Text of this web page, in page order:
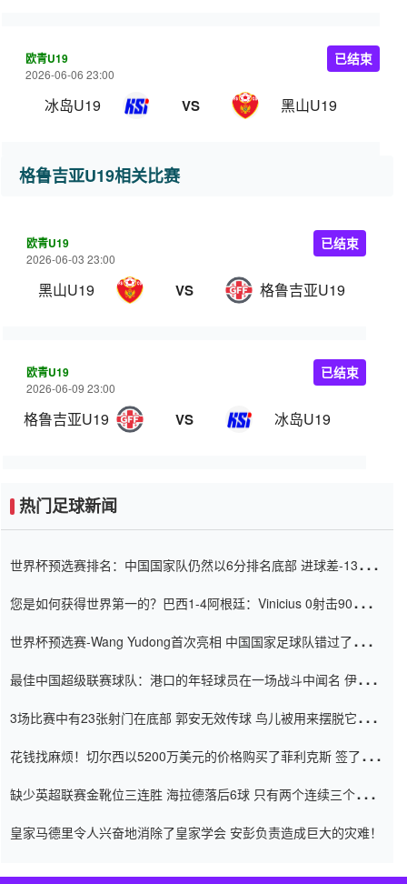
欧青U19
2026-06-06 23:00
冰岛U19 VS 黑山U19
已结束
格鲁吉亚U19相关比赛
欧青U19
2026-06-03 23:00
黑山U19 VS 格鲁吉亚U19
已结束
欧青U19
2026-06-09 23:00
格鲁吉亚U19 VS 冰岛U19
已结束
热门足球新闻
世界杯预选赛排名：中国国家队仍然以6分排名底部 进球差-13令人
您是如何获得世界第一的？巴西1-4阿根廷：Vinicius 0射击90分钟
世界杯预选赛-Wang Yudong首次亮相 中国国家足球队错过了世界
最佳中国超级联赛球队：港口的年轻球员在一场战斗中闻名 伊万放
3场比赛中有23张射门在底部 郭安无效传球 鸟儿被用来摆脱它
花钱找麻烦！切尔西以5200万美元的价格购买了菲利克斯 签了7年
缺少英超联赛金靴位三连胜 海拉德落后6球 只有两个连续三个连续
皇家马德里令人兴奋地消除了皇家学会 安彭负责造成巨大的灾难！